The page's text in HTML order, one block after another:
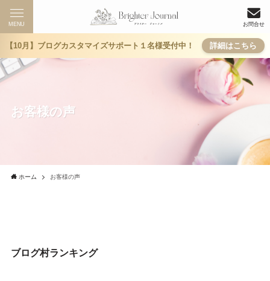
お問合せ
MENU
【10月】ブログカスタマイズサポート１名様受付中！ 詳細はこちら
お客様の声
ホーム お客様の声
ブログ村ランキング